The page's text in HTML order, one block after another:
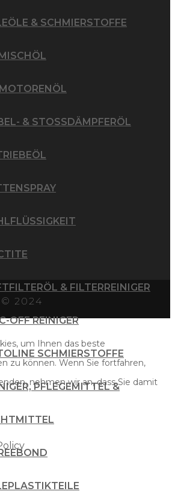
ÖLE & SCHMIERSTOFFE
& STOSSDÄMPFERÖL
& FILTERREINIGER
OFF REINIGER
SCHMIERSTOFFE
PFLEGEMITTEL &
PLASTIKTEILE
2024
um Ihnen das beste
zu können. Wenn Sie fortfahren,
nehmen wir an, dass Sie damit